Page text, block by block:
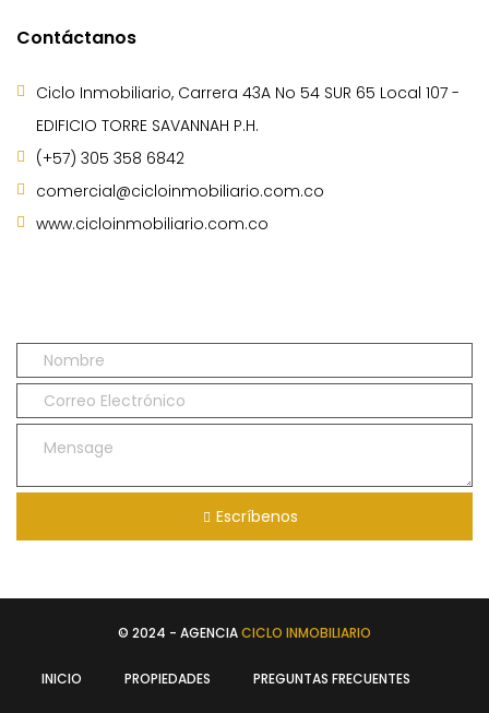
Contáctanos
Ciclo Inmobiliario, Carrera 43A No 54 SUR 65 Local 107 -
EDIFICIO TORRE SAVANNAH P.H.
(+57) 305 358 6842
comercial@cicloinmobiliario.com.co
www.cicloinmobiliario.com.co
Escríbenos
© 2024 - AGENCIACICLO INMOBILIARIO
INICIO PROPIEDADES PREGUNTAS FRECUENTES